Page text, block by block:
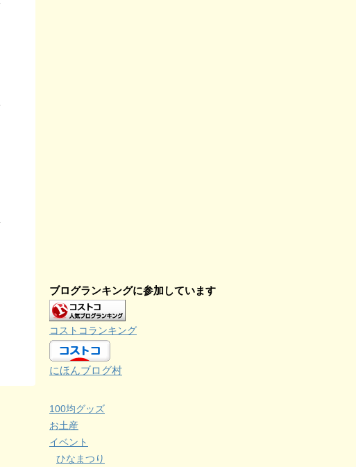
ブログランキングに参加しています
コストコランキング
にほんブログ村
100均グッズ
お土産
イベント
ひなまつり